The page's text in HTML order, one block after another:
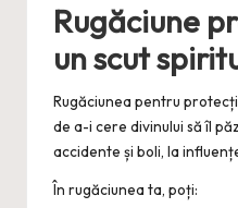
Rugăciune
un scut
Rugăciunea pentru
de a-i cere divinului să îl
accidente și boli, la
În rugăciunea ta, poți: